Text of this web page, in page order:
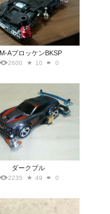
AブロッケンBKSP
2600 10 0
ダークブル
2235 49 0